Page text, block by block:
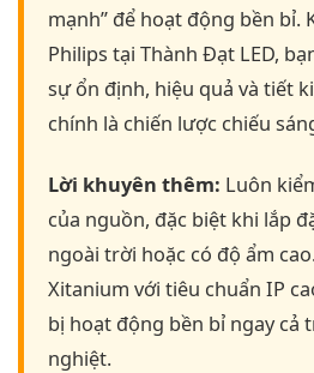
mạnh” để hoạt động bền bỉ.
Philips tại Thành Đạt LED,
sự ổn định, hiệu quả và tiết
chính là chiến lược chiếu
Lời khuyên thêm: Luôn
của nguồn, đặc biệt khi lắp
ngoài trời hoặc có độ ẩm
Xitanium với tiêu chuẩn IP
bị hoạt động bền bỉ ngay cả
nghiệt.